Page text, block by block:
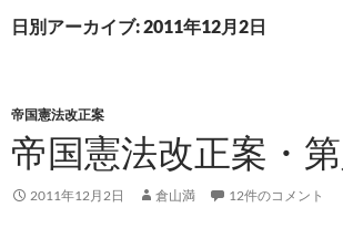
ッ
日別アーカイブ: 2011年12月2日
帝国憲法改正案
帝国憲法改正案・
2011年12月2日 倉山満 12件のコメント